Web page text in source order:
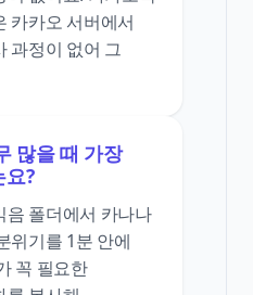
카카오 서버에서
과정이 없어 그
많을 때 가장
요?
음 폴더에서 카나나
위기를 1분 안에
꼭 필요한